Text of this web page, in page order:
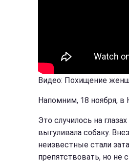
Видео: Похищение
Напомним, 18 ноября,
Это случилось на
выгуливала собаку.
неизвестные стали
препятствовать, но не